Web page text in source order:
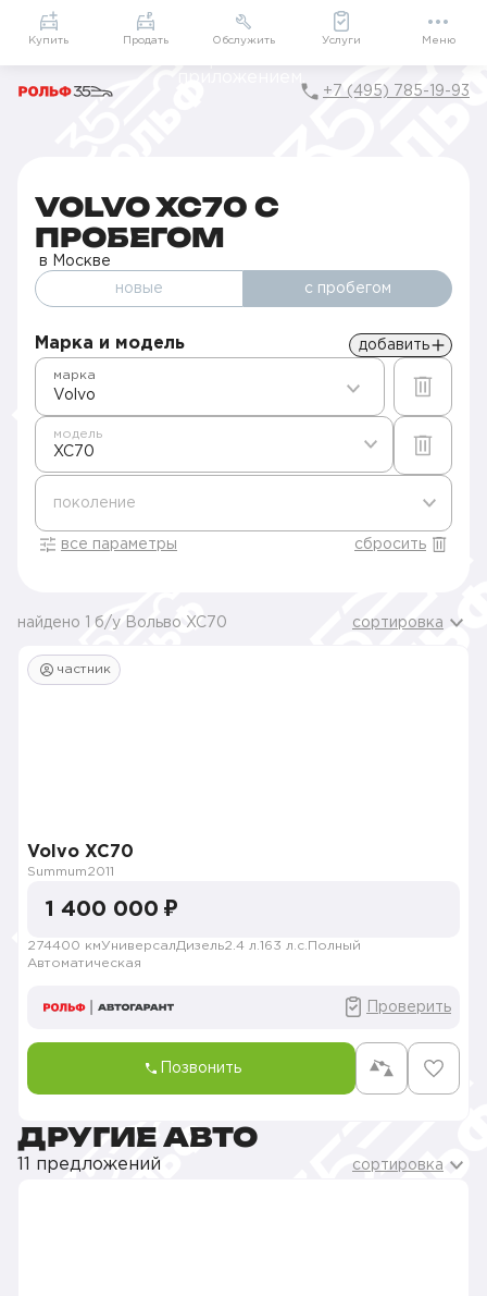
Приложение
Мой РОЛЬФ
Подарки внутри
+7 (495) 785-19-93
VOLVO XC70 С
ПРОБЕГОМ
в Москве
новые с пробегом
Марка и модель добавить
Volvo
марка
XC70
модель
поколение
все параметры сбросить
найдено 1 б/у Вольво XC70 сортировка
частник
Volvo XC70
Summum2011
1 400 000 ₽
274400 кмУниверсалДизель2.4 л. 163 л.с. Полный
Автоматическая
Проверить
Позвонить
ДРУГИЕ АВТО
11 предложений сортировка
Купить Продать Обслужить Услуги Меню